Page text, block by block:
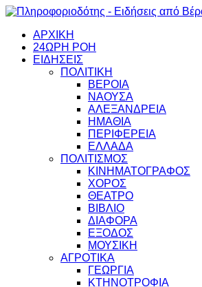
ΑΡΧΙΚΗ
24ΩΡΗ ΡΟΗ
ΕΙΔΗΣΕΙΣ
ΠΟΛΙΤΙΚΗ
ΒΕΡΟΙΑ
ΝΑΟΥΣΑ
ΑΛΕΞΑΝΔΡΕΙΑ
ΗΜΑΘΙΑ
ΠΕΡΙΦΕΡΕΙΑ
ΕΛΛΑΔΑ
ΠΟΛΙΤΙΣΜΟΣ
ΚΙΝΗΜΑΤΟΓΡΑΦΟΣ
ΧΟΡΟΣ
ΘΕΑΤΡΟ
ΒΙΒΛΙΟ
ΔΙΑΦΟΡΑ
ΕΞΟΔΟΣ
ΜΟΥΣΙΚΗ
ΑΓΡΟΤΙΚΑ
ΓΕΩΡΓΙΑ
ΚΤΗΝΟΤΡΟΦΙΑ